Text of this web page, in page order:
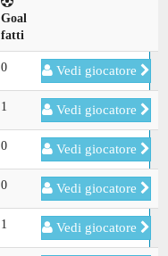
Goal
fatti
0 Vedi giocatore
1 Vedi giocatore
0 Vedi giocatore
0 Vedi giocatore
1 Vedi giocatore